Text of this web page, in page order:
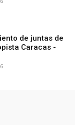
de juntas de
Caracas -